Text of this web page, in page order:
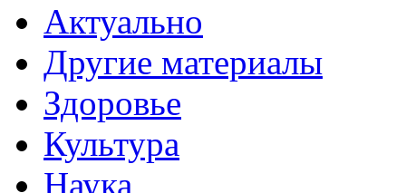
Актуально
Другие материалы
Здоровье
Культура
Наука